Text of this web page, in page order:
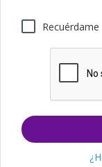
Recuérdame